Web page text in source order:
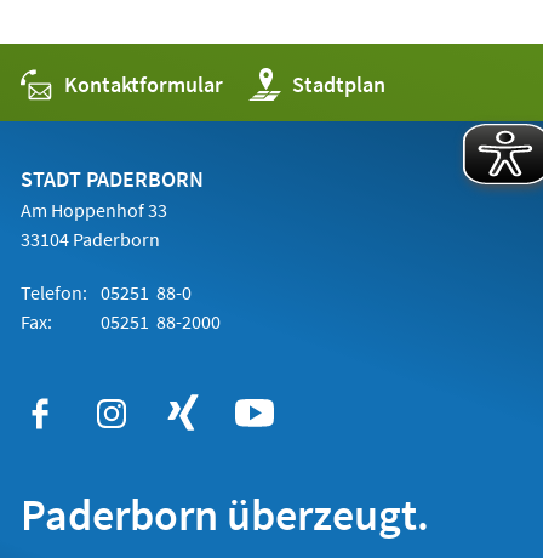
Kontaktformular Stadtplan
(Öffnet
in
einem
STADT PADERBORN
Am Hoppenhof 33
33104 Paderborn
Telefon: 05251 88-0
Fax:
05251 88-2000
Paderborn überzeugt.